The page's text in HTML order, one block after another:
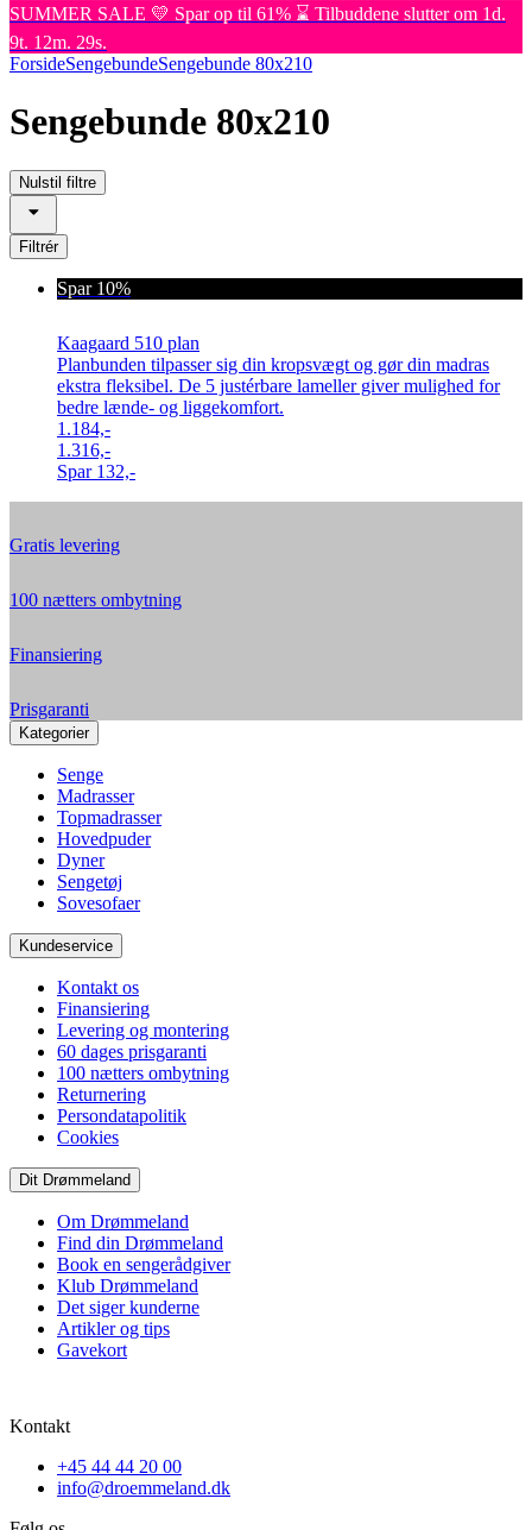
SUMMER SALE 💛 Spar op til 61% ⌛ Tilbuddene slutter om 1d.
9t. 12m. 29s.
ForsideSengebundeSengebunde 80x210
Sengebunde 80x210
Nulstil filtre
Filtrér
Spar 10%
Kaagaard 510 plan
Planbunden tilpasser sig din kropsvægt og gør din madras
ekstra fleksibel. De 5 justérbare lameller giver mulighed for
bedre lænde- og liggekomfort.
1.184,-
1.316,-
Spar 132,-
Gratis levering
100 nætters ombytning
Finansiering
Prisgaranti
Kategorier
Senge
Madrasser
Topmadrasser
Hovedpuder
Dyner
Sengetøj
Sovesofaer
Kundeservice
Kontakt os
Finansiering
Levering og montering
60 dages prisgaranti
100 nætters ombytning
Returnering
Persondatapolitik
Cookies
Dit Drømmeland
Om Drømmeland
Find din Drømmeland
Book en sengerådgiver
Klub Drømmeland
Det siger kunderne
Artikler og tips
Gavekort
Kontakt
+45 44 44 20 00
info@droemmeland.dk